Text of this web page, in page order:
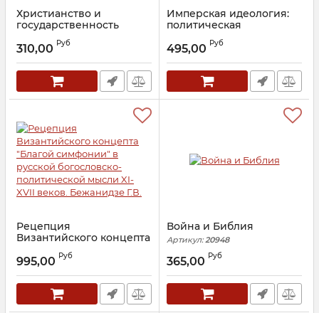
Христианство и
государственность
16671
310,00 Руб
Имперская идеология:
политическая
альтернатива
Артикул: 24234
495,00 Руб
Рецепция
Византийского концепта
"Благой симфонии" в
русской богословско-
XVII веков. Бежанидзе
995,00 Руб
Война и Библия
Артикул: 20948
365,00 Руб